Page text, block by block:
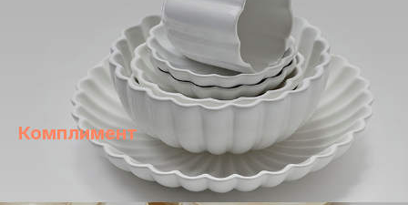
Комплимент